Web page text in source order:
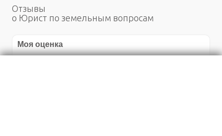
Отзывы
о Юрист по земельным вопросам
Моя оценка